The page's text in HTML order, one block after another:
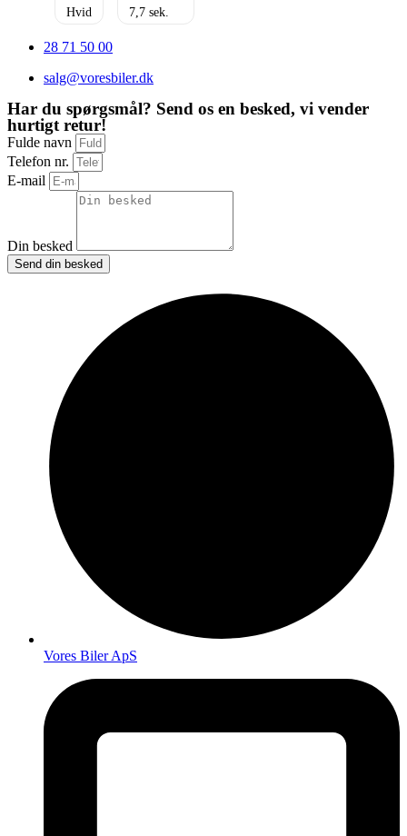
Hvid 7,7
28 71 50 00
salg@voresbiler.dk
Har du spørgsmål? Send os en besked, vi vender
hurtigt retur!
Fulde navn
Telefon nr.
E-mail
Din besked
Send din besked
Vores Biler ApS